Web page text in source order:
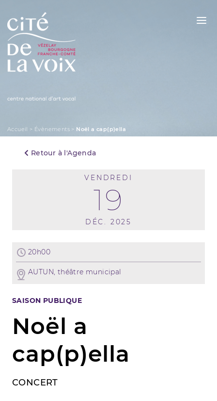
Skip
content
Accueil > Évènements > Noël a cap(p)ella
Retour à l'Agenda
VENDREDI
19
DÉC. 2025
20h00
AUTUN, théâtre municipal
SAISON PUBLIQUE
Noël a
cap(p)ella
CONCERT